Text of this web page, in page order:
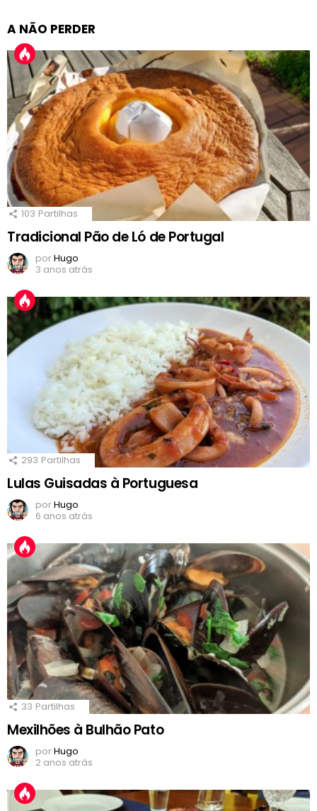
A NÃO PERDER
103 Partilhas
Tradicional Pão de Ló de Portugal
porHugo
3 anos atrás
293 Partilhas
Lulas Guisadas à Portuguesa
porHugo
6 anos atrás
33 Partilhas
Mexilhões à Bulhão Pato
porHugo
2 anos atrás